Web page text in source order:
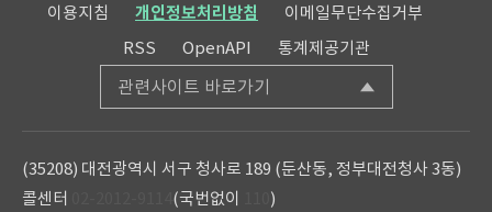
이용지침 개인정보처리방침
이메일무단수집거부
RSS
OpenAPI 통계제공기관
관련사이트 바로가기
(35208) 대전광역시 서구 청사로 189 (둔산동, 정부대전청사 3동)
콜센터
(국번없이 )